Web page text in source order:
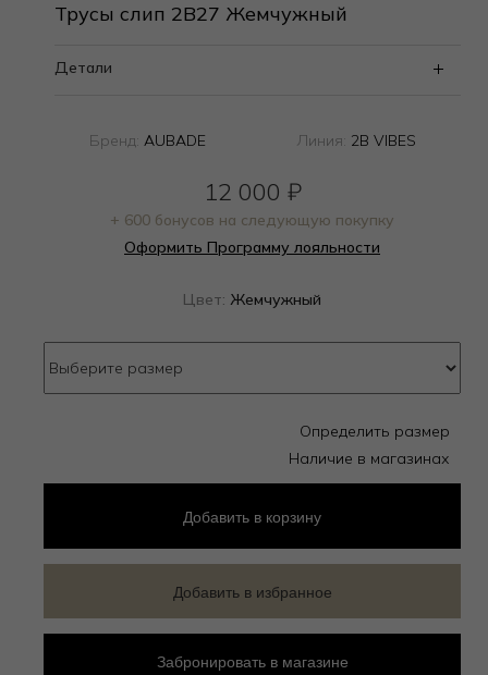
Трусы слип 2B27 Жемчужный
Детали
Бренд: AUBADE Линия: 2B VIBES
12 000 ₽
+ 600 бонусов на следующую покупку
Оформить Программу лояльности
Цвет: Жемчужный
Определить размер
Наличие в магазинах
Добавить в корзину
Добавить в избранное
Забронировать в магазине